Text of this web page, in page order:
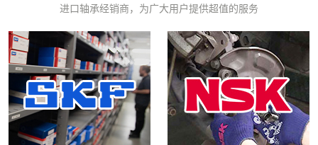
进口轴承经销商，为广大用户提供超值的服务
新闻动态
型号查询
库存实力
联系我们